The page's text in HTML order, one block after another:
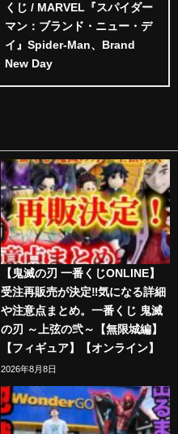
くじ / MARVEL『スパイダー
マン：ブランド・ニュー・デ
イ』Spider-Man、Brand
New Day
【鬼滅の刃 一番くじONLINE】
受注再販売が決定‼️気になる詳細
や注意点まとめ。一番くじ 鬼滅
の刃 ～上弦の弐～【無限城編】
【フィギュア】【オンライン】
2026年8月8日